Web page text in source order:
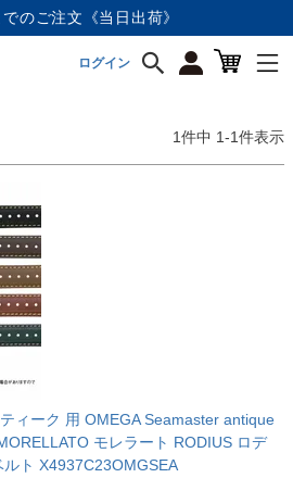
のご注文《当日出荷》
ログイン
1件中 1-1件表示
ィーク 用 OMEGA Seamaster antique
モレラート RODIUS ロデ
ト X4937C23OMGSEA